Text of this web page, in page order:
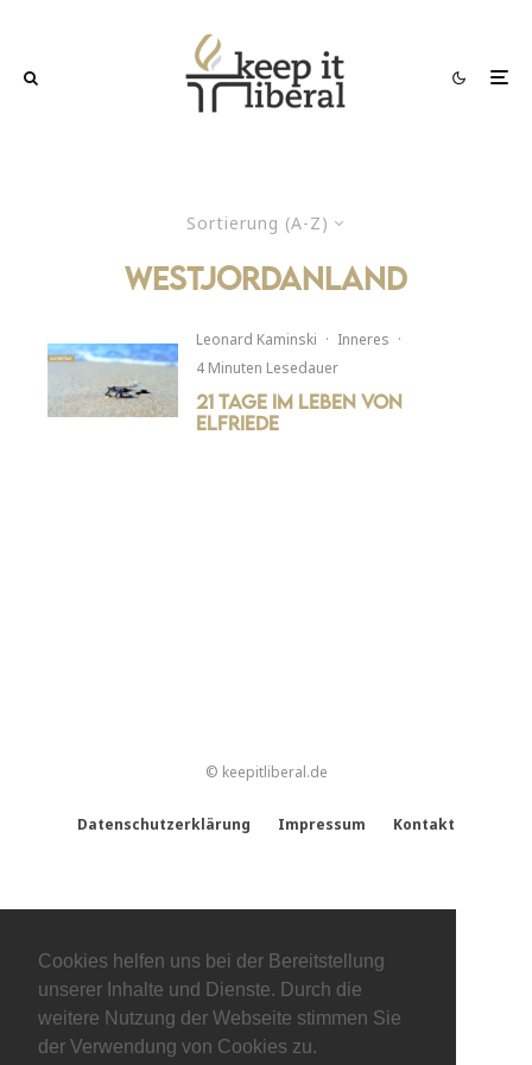
Cookies helfen uns bei der Bereitstellung
unserer Inhalte und Dienste. Durch die
weitere Nutzung der Webseite stimmen Sie
der Verwendung von Cookies zu.
Sortierung (A-Z)
westjordanland
Leonard Kaminski · Inneres ·
4 Minuten Lesedauer
21 Tage im Leben von
Elfriede
© keepitliberal.de
Datenschutzerklärung Impressum Kontakt